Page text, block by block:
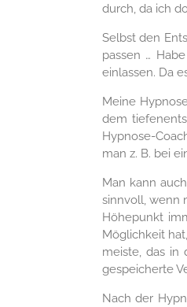
durch, da ich
Selbst den
passen …
einlassen. Da
Meine
dem
Hypnose-
man z. B. bei
Man kann
sinnvoll, wenn
Höhepunkt
Möglichkeit
meiste, das in
gespeicherte
Nach der